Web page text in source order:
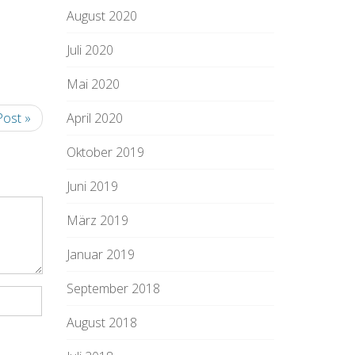
»
August 2020
Juli 2020
Mai 2020
April 2020
Oktober 2019
Juni 2019
März 2019
Januar 2019
September 2018
August 2018